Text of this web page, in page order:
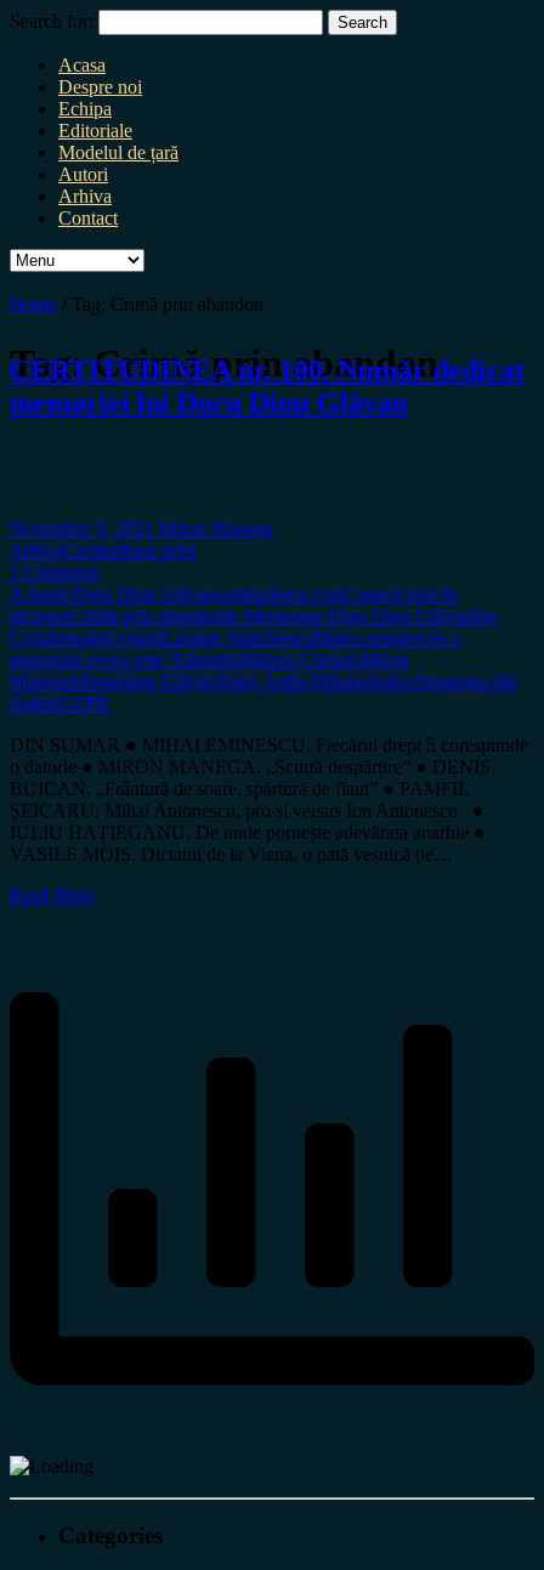
Search for:
Acasa
Despre noi
Echipa
Editoriale
Modelul de țară
Autori
Arhiva
Contact
Home / Tag: Crimă prin abandon
Tag:Crimă prin abandon
CERTITUDINEA nr. 100. Număr dedicat
memoriei lui Doru Dinu Glăvan
November 9, 2021 Miron Manega
ArhivaCertitudinea print
1 Comment
A murit Doru Dinu Glăvancertitudinea.comCopacii mor în
picioareCrimă prin abandonIn Memorian Doru Dinu GlăvanIon
CojaJurnaliști eșuațiLaurian StănchescuMarea nenorocire a
poporului evreu este TalmudulMircea ChelaruMiron
ManegaMoștenirea GlăvanNagy Attila-MihaiortodoxSinagoga din
SighetUZPR
DIN SUMAR ● MIHAI EMINESCU. Fiecărui drept îi corespunde
o datorie ● MIRON MANEGA. „Scurtă despărțire” ● DENIS
BUICAN. „Frântură de soare, spărtură de flaut” ● PAMFIL
ȘEICARU. Mihai Antonescu, pro și versus Ion Antonescu ●
IULIU HAȚIEGANU. De unde pornește adevărata anarhie ●
VASILE MOIȘ. Dictatul de la Viena, o pată veșnică pe…
Read More
Categories